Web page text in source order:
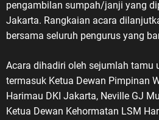
pengambilan sumpah/janji yang
Jakarta. Rangkaian acara
bersama seluruh pengurus yang
Acara dihadiri oleh sejumlah tamu
termasuk Ketua Dewan Pimpinan
Harimau DKI Jakarta, Neville GJ
Ketua Dewan Kehormatan LSM